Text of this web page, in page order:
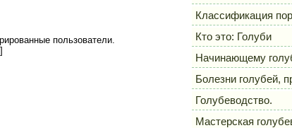
пользователи.
Классификация
Кто это: Голуби
Начинающему
Болезни голубей,
Голубеводство.
Мастерская